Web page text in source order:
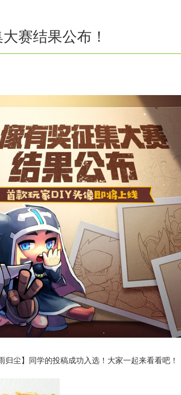
赛结果公布！
尘】同学的投稿成功入选！大家一起来看看吧！